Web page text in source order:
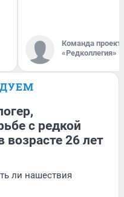
Команда
«Редколлегия»
с редкой
26 лет
ли нашествия